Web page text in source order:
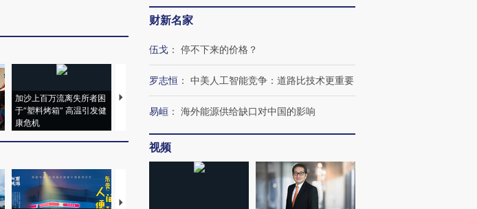
加沙上百万流离失所者困
于“塑料烤箱” 高温引发健
康危机
视线｜HYROX的吸金
术：是什么让中产们甘
马航飞行员跨国走私7万
粒摇头丸 尿检体内含3种
视线｜被称为“蟑螂”的印
【推广】走进第四届链博
【商旅对话】华住集团
财新名家
伍戈 ： 停不下来的价格？
罗志恒 ： 中美人工智能竞争：道路比技术更重要
易峘 ： 海外能源供给缺口对中国的影响
视频